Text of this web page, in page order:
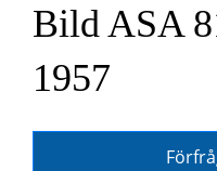
Bild ASA
1957